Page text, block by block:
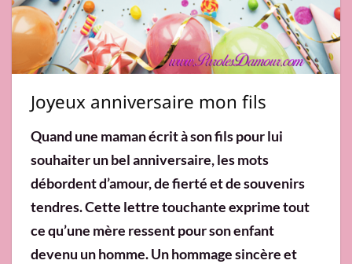
Joyeux anniversaire mon fils
Quand une maman écrit à son fils pour lui
souhaiter un bel anniversaire, les mots
débordent d’amour, de fierté et de souvenirs
tendres. Cette lettre touchante exprime tout
ce qu’une mère ressent pour son enfant
devenu un homme. Un hommage sincère et